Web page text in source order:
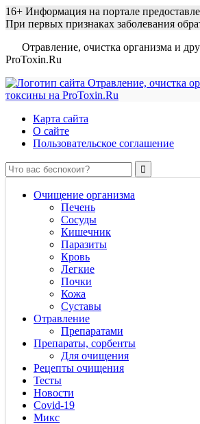
16+ Информация на портале
При первых признаках заболевания
Отравление, очистка организма и
ProToxin.Ru
Карта сайта
О сайте
Пользовательское соглашение
Очищение организма
Печень
Сосуды
Кишечник
Паразиты
Кровь
Легкие
Почки
Кожа
Суставы
Отравление
Препаратами
Препараты, сорбенты
Для очищения
Рецепты очищения
Тесты
Новости
Covid-19
Микс